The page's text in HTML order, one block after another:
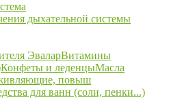
дыхательной системы
ЭваларВитамины
Конфеты и леденцыМасла
повыш
для ванн (соли, пенки...)